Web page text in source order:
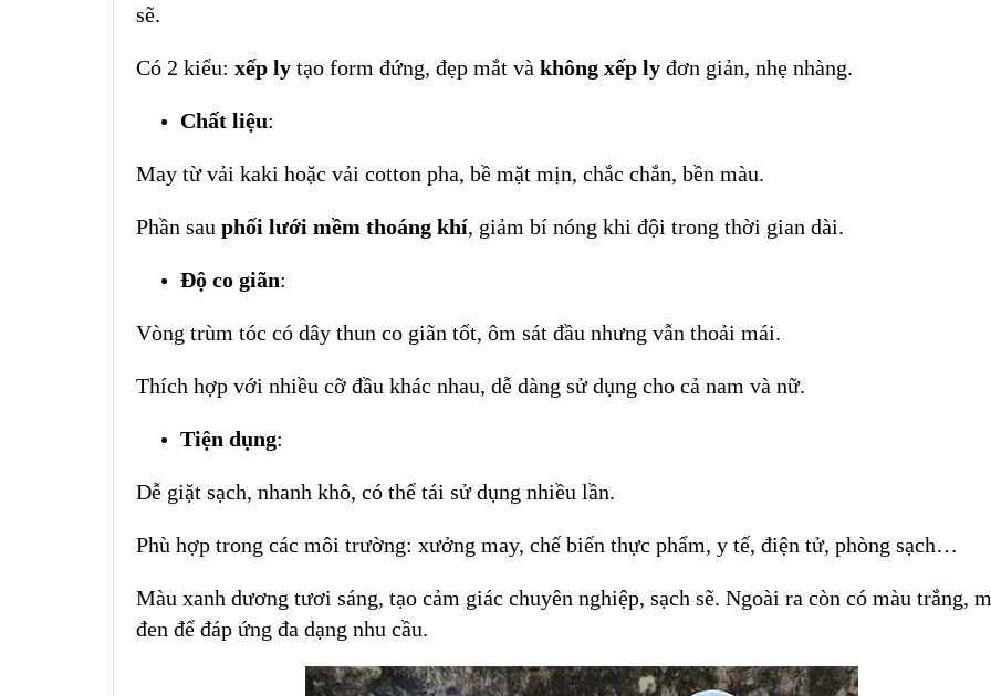
sẽ.
Có 2 kiểu: xếp ly tạo form đứng, đẹp mắt và không xếp ly đơn giản, nhẹ nhàng.
Chất liệu:
May từ vải kaki hoặc vải cotton pha, bề mặt mịn, chắc chắn, bền màu.
Phần sau phối lưới mềm thoáng khí, giảm bí nóng khi đội trong thời gian dài.
Độ co giãn:
Vòng trùm tóc có dây thun co giãn tốt, ôm sát đầu nhưng vẫn thoải mái.
Thích hợp với nhiều cỡ đầu khác nhau, dễ dàng sử dụng cho cả nam và nữ.
Tiện dụng:
Dễ giặt sạch, nhanh khô, có thể tái sử dụng nhiều lần.
Phù hợp trong các môi trường: xưởng may, chế biến thực phẩm, y tế, điện tử, phòng sạch…
Màu xanh dương tươi sáng, tạo cảm giác chuyên nghiệp, sạch sẽ. Ngoài ra còn có màu trắng,
đen để đáp ứng đa dạng nhu cầu.